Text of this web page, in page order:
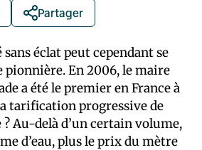
Partager
éclat peut cependant se
pionnière. En 2006, le maire
a été le premier en France à
tarification progressive de
? Au-delà d’un certain volume,
d’eau, plus le prix du mètre